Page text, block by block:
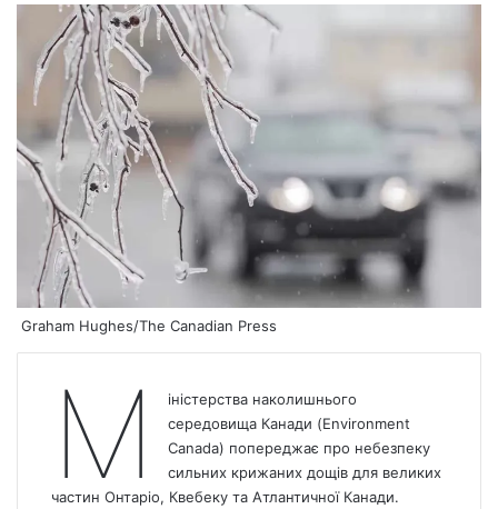
Graham Hughes/The Canadian Press
М
іністерства наколишнього
середовища Канади (Environment
Canada) попереджає про небезпеку
сильних крижаних дощів для великих
частин Онтаріо, Квебеку та Атлантичної Канади.